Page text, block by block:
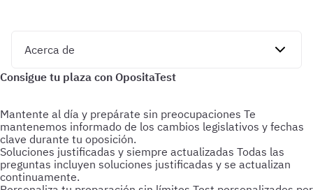
Mantente al día y prepárate sin preocupaciones Te
mantenemos informado de los cambios legislativos y fechas
clave durante tu oposición.
Soluciones justificadas y siempre actualizadas Todas las
preguntas incluyen soluciones justificadas y se actualizan
continuamente.